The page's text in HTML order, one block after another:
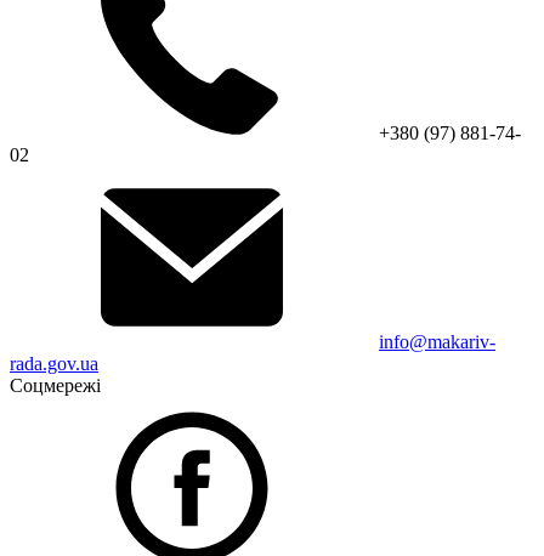
+380 (97) 881-74-
02
info@makariv-
rada.gov.ua
Соцмережі